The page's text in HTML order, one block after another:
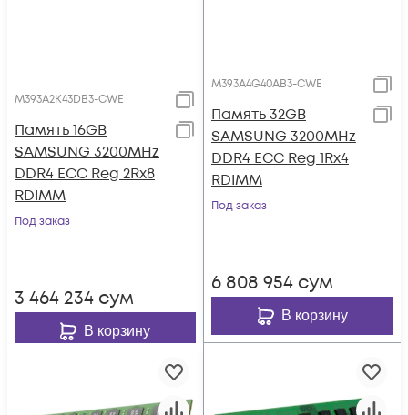
M393A2K43DB3-CWE
Память 16GB
SAMSUNG 3200MHz
DDR4 ECC Reg 2Rx8
RDIMM
Под заказ
3 464 234 сум
В корзину
M393A4G40AB3-CWE
Память 32GB
SAMSUNG 3200MHz
DDR4 ECC Reg 1Rx4
RDIMM
Под заказ
6 808 954 сум
В корзину